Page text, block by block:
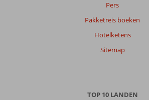
Pers
Pakketreis boeken
Hotelketens
Sitemap
TOP 10 LANDEN